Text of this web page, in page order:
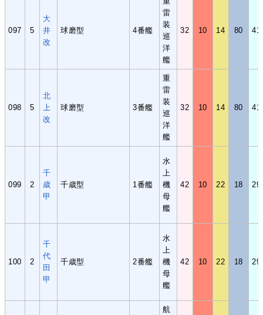
097 5
大
井
改
球磨型 4番艦
雷
装
巡
洋
艦
32 10 14 80 41
098 5
北
上
改
球磨型 3番艦
重
雷
装
巡
洋
艦
32 10 14 80 41
099 2
千
歳
甲
千歳型 1番艦
水
上
機
母
艦
42 10 22 18 29
100 2
千
代
田
甲
千歳型 2番艦
水
上
機
母
艦
42 10 22 18 29
航